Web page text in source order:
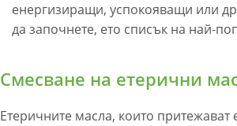
енергизиращи, успокояващи или
да започнете, ето списък на най-
Смесване на етерични
Етеричните масла, които притежават